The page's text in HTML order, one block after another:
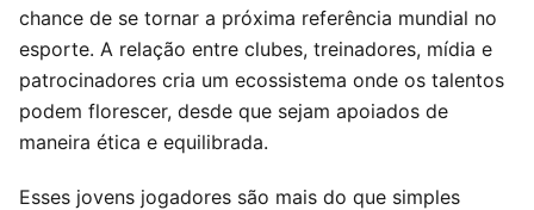
chance de se tornar a próxima referência mundial no
esporte. A relação entre clubes, treinadores, mídia e
patrocinadores cria um ecossistema onde os talentos
podem florescer, desde que sejam apoiados de
maneira ética e equilibrada.
Esses jovens jogadores são mais do que simples